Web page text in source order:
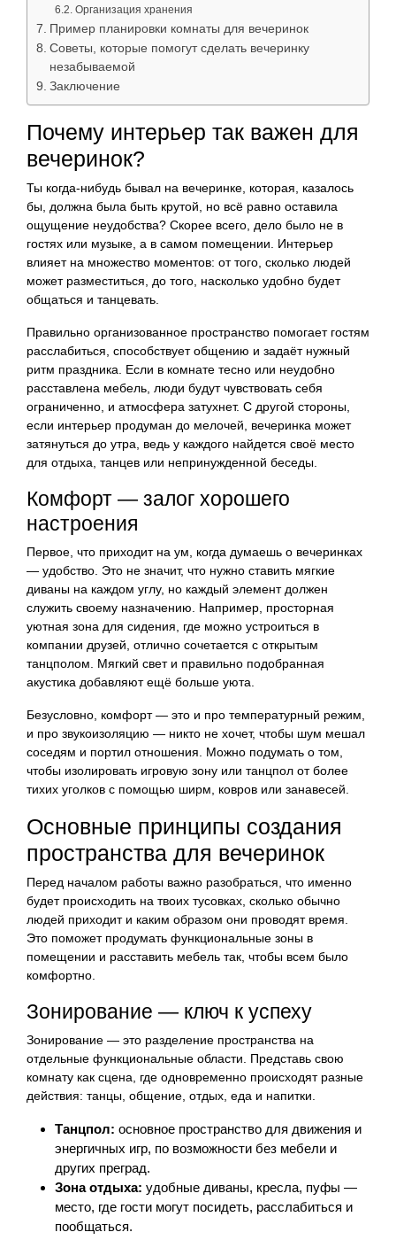
Организация хранения
Пример планировки комнаты для вечеринок
Советы, которые помогут сделать вечеринку
незабываемой
Заключение
Почему интерьер так важен для
вечеринок?
Ты когда-нибудь бывал на вечеринке, которая, казалось
бы, должна была быть крутой, но всё равно оставила
ощущение неудобства? Скорее всего, дело было не в
гостях или музыке, а в самом помещении. Интерьер
влияет на множество моментов: от того, сколько людей
может разместиться, до того, насколько удобно будет
общаться и танцевать.
Правильно организованное пространство помогает гостям
расслабиться, способствует общению и задаёт нужный
ритм праздника. Если в комнате тесно или неудобно
расставлена мебель, люди будут чувствовать себя
ограниченно, и атмосфера затухнет. С другой стороны,
если интерьер продуман до мелочей, вечеринка может
затянуться до утра, ведь у каждого найдется своё место
для отдыха, танцев или непринужденной беседы.
Комфорт — залог хорошего
настроения
Первое, что приходит на ум, когда думаешь о вечеринках
— удобство. Это не значит, что нужно ставить мягкие
диваны на каждом углу, но каждый элемент должен
служить своему назначению. Например, просторная
уютная зона для сидения, где можно устроиться в
компании друзей, отлично сочетается с открытым
танцполом. Мягкий свет и правильно подобранная
акустика добавляют ещё больше уюта.
Безусловно, комфорт — это и про температурный режим,
и про звукоизоляцию — никто не хочет, чтобы шум мешал
соседям и портил отношения. Можно подумать о том,
чтобы изолировать игровую зону или танцпол от более
тихих уголков с помощью ширм, ковров или занавесей.
Основные принципы создания
пространства для вечеринок
Перед началом работы важно разобраться, что именно
будет происходить на твоих тусовках, сколько обычно
людей приходит и каким образом они проводят время.
Это поможет продумать функциональные зоны в
помещении и расставить мебель так, чтобы всем было
комфортно.
Зонирование — ключ к успеху
Зонирование — это разделение пространства на
отдельные функциональные области. Представь свою
комнату как сцена, где одновременно происходят разные
действия: танцы, общение, отдых, еда и напитки.
Танцпол: основное пространство для движения и
энергичных игр, по возможности без мебели и
других преград.
Зона отдыха: удобные диваны, кресла, пуфы —
место, где гости могут посидеть, расслабиться и
пообщаться.